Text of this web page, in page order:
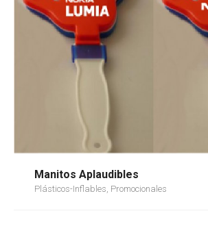
Manitos Aplaudibles
Plásticos-Inflables, Promocionales